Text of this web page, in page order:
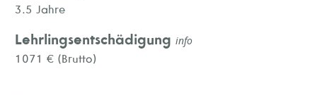
3.5 Jahre
Lehrlingsentschädigung info
1071 € (Brutto)